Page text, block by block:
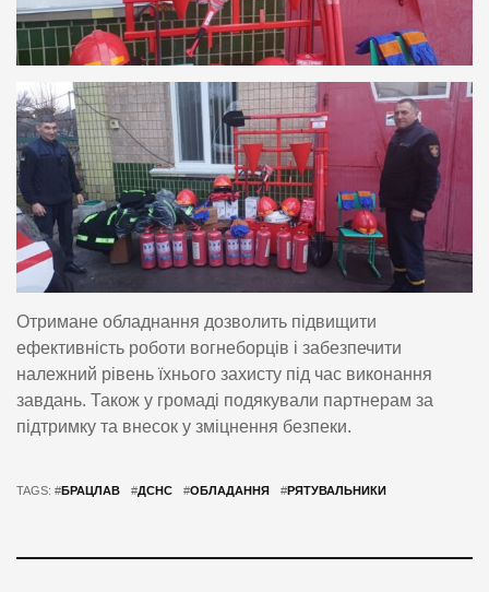
Отримане обладнання дозволить підвищити
ефективність роботи вогнеборців і забезпечити
належний рівень їхнього захисту під час виконання
завдань. Також у громаді подякували партнерам за
підтримку та внесок у зміцнення безпеки.
TAGS: #БРАЦЛАВ #ДСНС #ОБЛАДАННЯ #РЯТУВАЛЬНИКИ